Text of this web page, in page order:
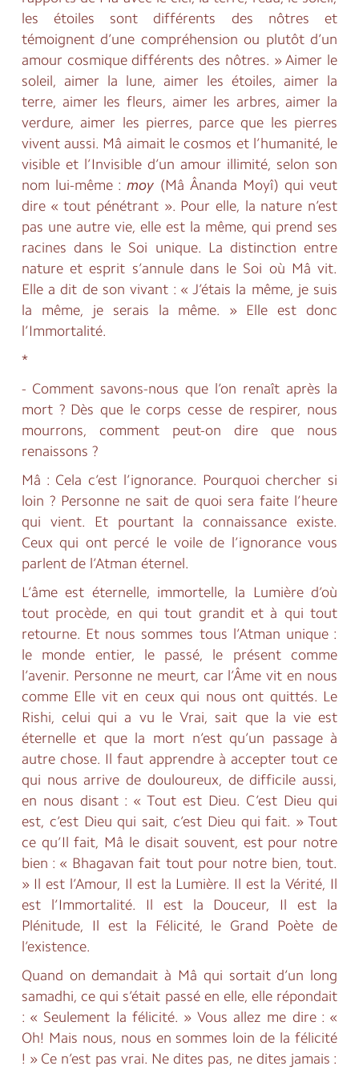
les étoiles sont différents des nôtres et
témoignent d’une compréhension ou plutôt d’un
amour cosmique différents des nôtres. » Aimer le
soleil, aimer la lune, aimer les étoiles, aimer la
terre, aimer les fleurs, aimer les arbres, aimer la
verdure, aimer les pierres, parce que les pierres
vivent aussi. Mâ aimait le cosmos et l’humanité, le
visible et l’Invisible d’un amour illimité, selon son
nom lui-même :moy (Mâ Ânanda Moyî) qui veut
dire « tout pénétrant ». Pour elle, la nature n’est
pas une autre vie, elle est la même, qui prend ses
racines dans le Soi unique. La distinction entre
nature et esprit s’annule dans le Soi où Mâ vit.
Elle a dit de son vivant : « J’étais la même, je suis
la même, je serais la même. » Elle est donc
l’Immortalité.
*
- Comment savons-nous que l’on renaît après la
mort ? Dès que le corps cesse de respirer, nous
mourrons, comment peut-on dire que nous
renaissons ?
Mâ : Cela c’est l’ignorance. Pourquoi chercher si
loin ? Personne ne sait de quoi sera faite l’heure
qui vient. Et pourtant la connaissance existe.
Ceux qui ont percé le voile de l’ignorance vous
parlent de l’Atman éternel.
L’âme est éternelle, immortelle, la Lumière d’où
tout procède, en qui tout grandit et à qui tout
retourne. Et nous sommes tous l’Atman unique :
le monde entier, le passé, le présent comme
l’avenir. Personne ne meurt, car l’Âme vit en nous
comme Elle vit en ceux qui nous ont quittés. Le
Rishi, celui qui a vu le Vrai, sait que la vie est
éternelle et que la mort n’est qu’un passage à
autre chose. Il faut apprendre à accepter tout ce
qui nous arrive de douloureux, de difficile aussi,
en nous disant : « Tout est Dieu. C’est Dieu qui
est, c’est Dieu qui sait, c’est Dieu qui fait. » Tout
ce qu’Il fait, Mâ le disait souvent, est pour notre
bien : « Bhagavan fait tout pour notre bien, tout.
» Il est l’Amour, Il est la Lumière. Il est la Vérité, Il
est l’Immortalité. Il est la Douceur, Il est la
Plénitude, Il est la Félicité, le Grand Poète de
l’existence.
Quand on demandait à Mâ qui sortait d’un long
samadhi, ce qui s’était passé en elle, elle répondait
: « Seulement la félicité. » Vous allez me dire : «
Oh! Mais nous, nous en sommes loin de la félicité
! » Ce n’est pas vrai. Ne dites pas, ne dites jamais :